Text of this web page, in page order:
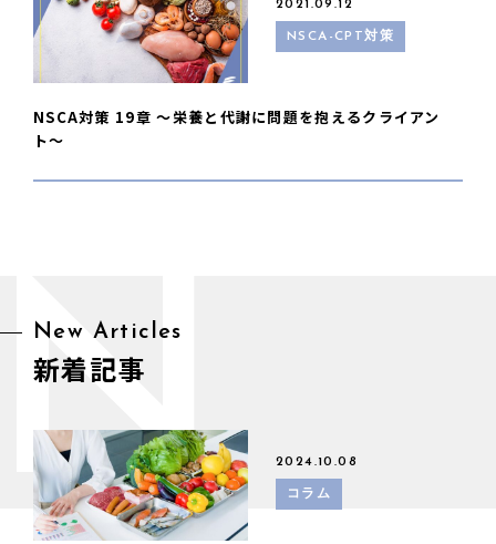
2021.09.12
NSCA-CPT対策
NSCA対策 19章 〜栄養と代謝に問題を抱えるクライアン
ト〜
New Articles
新着記事
2024.10.08
コラム